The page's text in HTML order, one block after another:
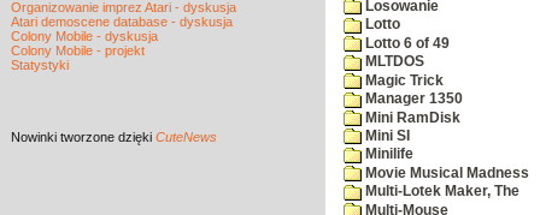
Organizowanie imprez Atari - dyskusja
Atari demoscene database - dyskusja
Colony Mobile - dyskusja
Colony Mobile - projekt
Statystyki
Nowinki tworzone dzięki CuteNews
Losowanie
Lotto
Lotto 6 of 49
MLTDOS
Magic Trick
Manager 1350
Mini RamDisk
Mini SI
Minilife
Movie Musical Madness
Multi-Lotek Maker, The
Multi-Mouse